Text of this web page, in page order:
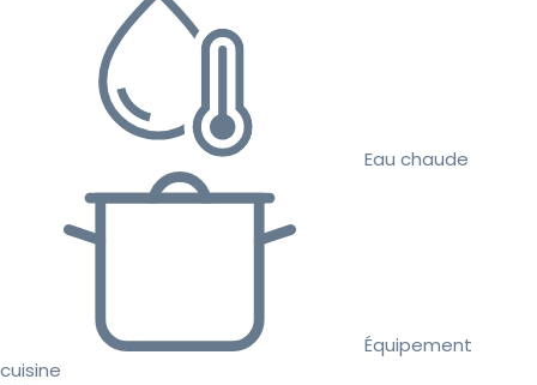
Eau chaude
Équipement
cuisine